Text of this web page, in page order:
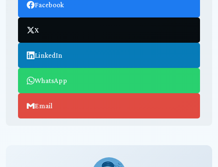
Facebook
X
LinkedIn
WhatsApp
Email